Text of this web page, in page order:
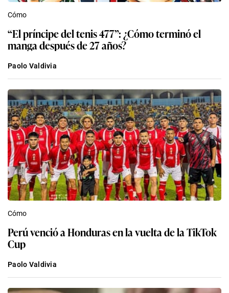
Cómo
“El príncipe del tenis 477”: ¿Cómo terminó el
manga después de 27 años?
Paolo Valdivia
Cómo
Perú venció a Honduras en la vuelta de la TikTok
Cup
Paolo Valdivia